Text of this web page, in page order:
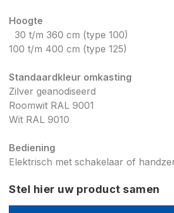
Hoogte
30 t/m 360 cm (type 100)
100 t/m 400 cm (type 125)
Standaardkleur omkasting
Zilver geanodiseerd
Roomwit RAL 9001
Wit RAL 9010
Bediening
Elektrisch met schakelaar of
Stel hier uw product samen